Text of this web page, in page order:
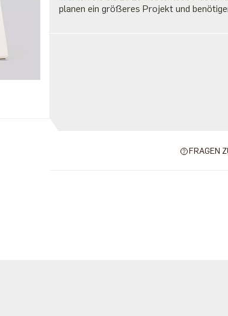
planen ein größeres Projekt und
FRAGEN